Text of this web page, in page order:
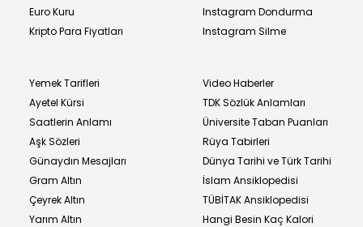
Euro Kuru
Kripto Para Fiyatları
Instagram Dondurma
Instagram Silme
Yemek Tarifleri
Ayetel Kürsi
Saatlerin Anlamı
Aşk Sözleri
Günaydın Mesajları
Gram Altın
Çeyrek Altın
Yarım Altın
Video Haberler
TDK Sözlük Anlamları
Üniversite Taban Puanları
Rüya Tabirleri
Dünya Tarihi ve Türk Tarihi
İslam Ansiklopedisi
TÜBİTAK Ansiklopedisi
Hangi Besin Kaç Kalori